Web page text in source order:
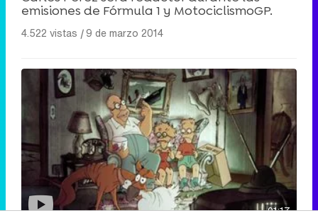
emisiones de Fórmula 1 y MotociclismoGP.
4.522 vistas |9 de marzo 2014
01:17